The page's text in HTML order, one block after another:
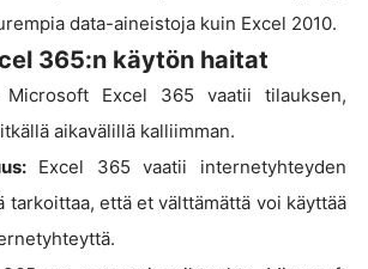
data-aineistoja kuin Excel 2010.
365:n käytön haitat
Microsoft Excel 365 vaatii tilauksen,
aikavälillä kalliimman.
Excel 365 vaatii internetyhteyden
tarkoittaa, että et välttämättä voi käyttää